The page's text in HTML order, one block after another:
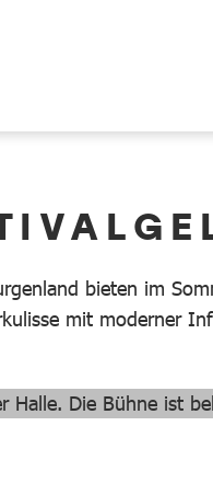
bieten im
mit moderner